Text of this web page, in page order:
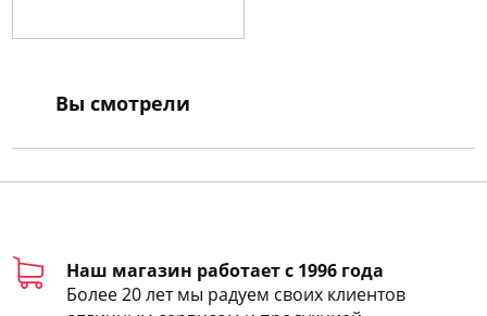
Вы смотрели
Наш магазин работает с 1996 года
Более 20 лет мы радуем своих клиентов